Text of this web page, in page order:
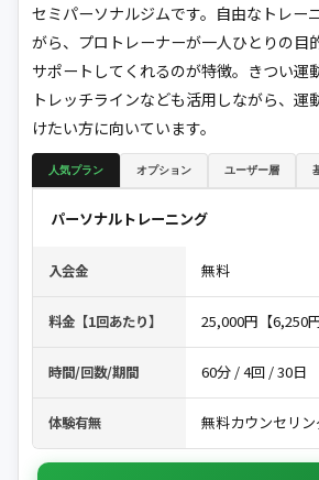
セミパーソナルジムです。自由なトレー
がら、プロトレーナーが一人ひとりの目
サポートしてくれるのが特徴。きつい運
トレッチラインなども活用しながら、運
けたい方に向いています。
人気プラン オプション ユーザー層
パーソナルトレーニング
入会金 無料
料金【1回あたり】 25,000円【6,250
時間/回数/期間 60分 / 4回 / 30日
体験有無 無料カウンセリ